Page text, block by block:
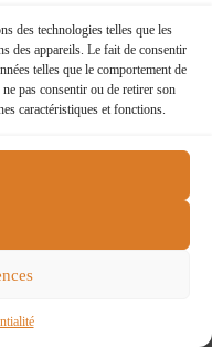
des technologies telles que les
des appareils. Le fait de consentir
telles que le comportement de
pas consentir ou de retirer son
caractéristiques et fonctions.
à Belgrade,
en cul de sac,
et bousculade.